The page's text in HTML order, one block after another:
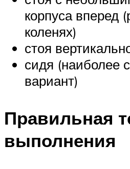
корпуса вперед
коленях)
стоя
сидя (наиболее
вариант)
Правильная
выполнения